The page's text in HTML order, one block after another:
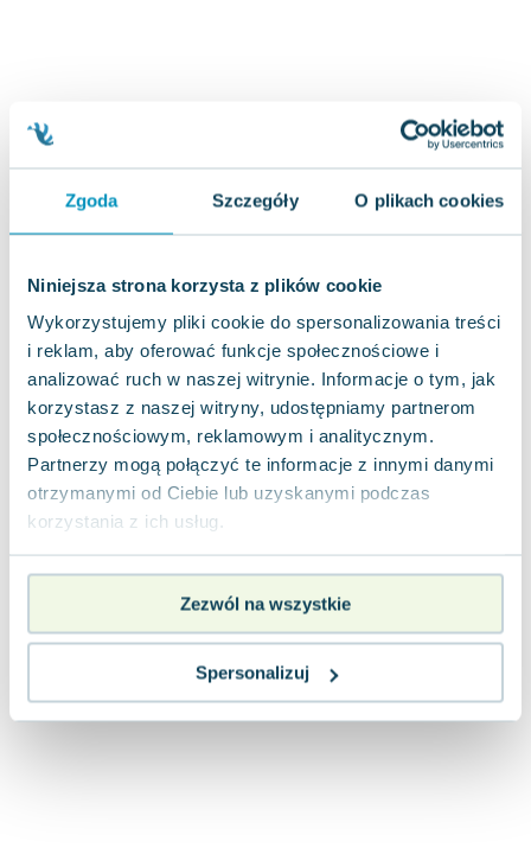
Zgoda Szczegóły O plikach cookies
Niniejsza strona korzysta z plików cookie
Wykorzystujemy pliki cookie do spersonalizowania treści
i reklam, aby oferować funkcje społecznościowe i
analizować ruch w naszej witrynie. Informacje o tym, jak
korzystasz z naszej witryny, udostępniamy partnerom
społecznościowym, reklamowym i analitycznym.
Partnerzy mogą połączyć te informacje z innymi danymi
otrzymanymi od Ciebie lub uzyskanymi podczas
korzystania z ich usług.
Zezwól na wszystkie
Spersonalizuj
Anna Prus (oprac.)
Agnieszka Maciąg
Barbara Wrzesińska
Virginia Woolf
Lorraine Warren
Ajahn Brahm
Jacek Walkiewicz